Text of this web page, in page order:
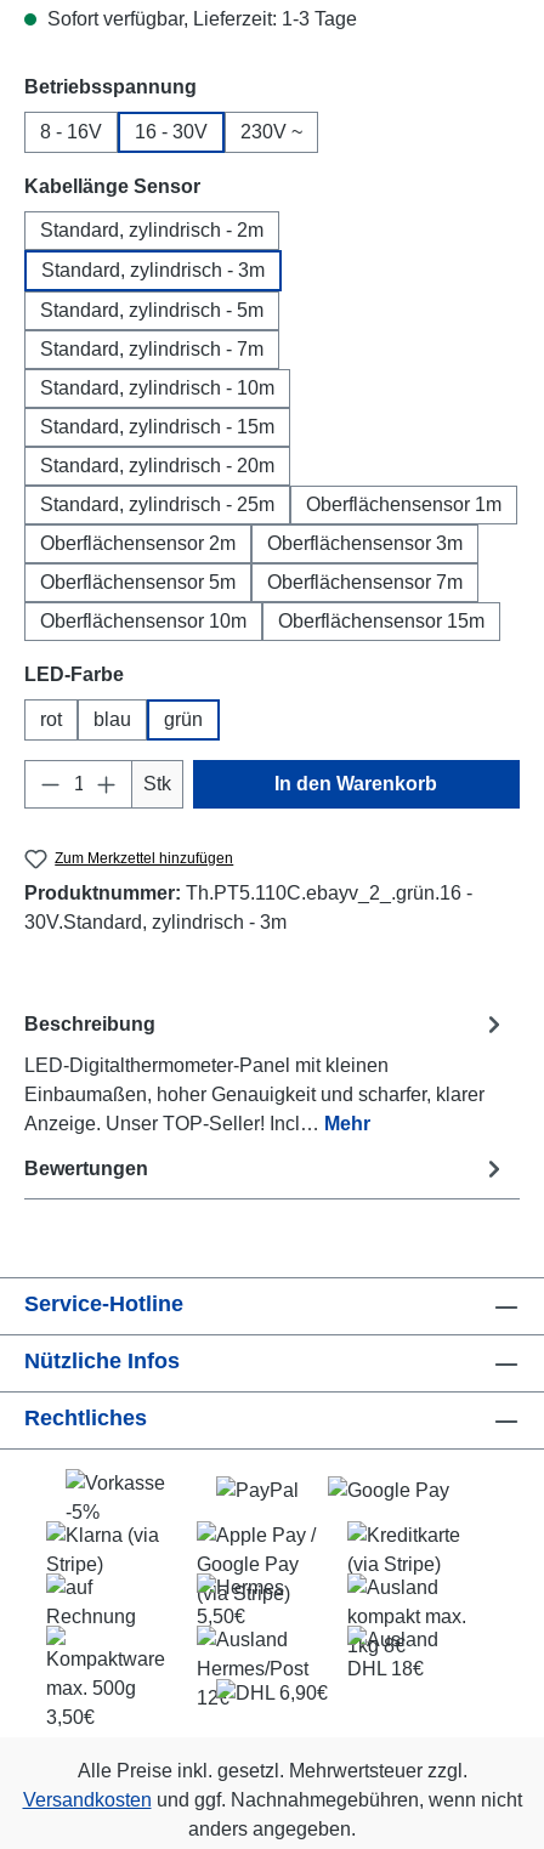
Sofort verfügbar, Lieferzeit: 1-3 Tage
Betriebsspannung
8 - 16V 16 - 30V 230V ~
Kabellänge Sensorauswählen
Standard, zylindrisch - 2m
Standard, zylindrisch - 3m
Standard, zylindrisch - 5m
Standard, zylindrisch - 7m
Standard, zylindrisch - 10m
Standard, zylindrisch - 15m
Standard, zylindrisch - 20m
Standard, zylindrisch - 25m
Oberflächensensor 1m
Oberflächensensor 2m
Oberflächensensor 3m
Oberflächensensor 5m
Oberflächensensor 7m
Oberflächensensor 10m
Oberflächensensor 15m
LED-Farbeauswählen
rot blau grün
Produkt Anzahl: Gib den gewünschten
Stk In den Warenkorb
Zum Merkzettel hinzufügen
Produktnummer: Th.PT5.110C.ebayv_2_.grün.16 -
30V.Standard, zylindrisch - 3m
Beschreibung
LED-Digitalthermometer-Panel mit kleinen
Einbaumaßen, hoher Genauigkeit und scharfer, klarer
Anzeige. Unser TOP-Seller! Incl… Mehr
Bewertungen
Service-Hotline
Nützliche Infos
Rechtliches
Alle Preise inkl. gesetzl. Mehrwertsteuer zzgl.
Versandkosten und ggf. Nachnahmegebühren, wenn nicht
anders angegeben.